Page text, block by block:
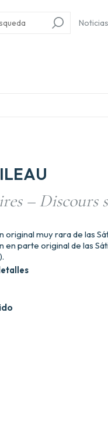
Noticias
– Discours
original muy rara de las
en parte original de las